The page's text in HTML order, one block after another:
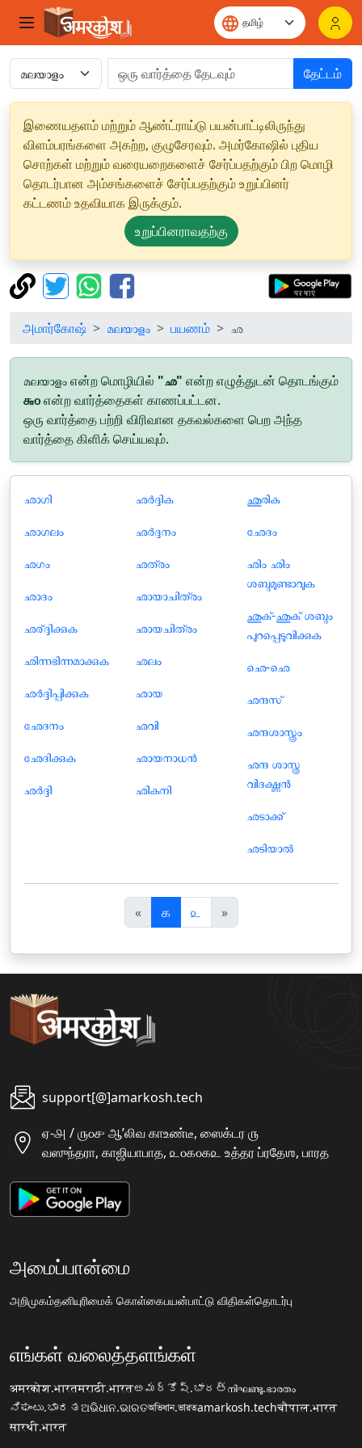
தேட்டம்
இணையதளம் மற்றும் ஆண்ட்ராய்டு பயன்பாட்டிலிருந்து
விளம்பரங்களை அகற்ற, குழுசேரவும். அமர்கோஷில் புதிய
சொற்கள் மற்றும் வரையறைகளைச் சேர்ப்பதற்கும் பிற மொழி
தொடர்பான அம்சங்களைச் சேர்ப்பதற்கும் உறுப்பினர்
கட்டணம் உதவியாக இருக்கும்.
உறுப்பினராவதற்கு
அமார்கோஷ் മലയാളം பயணம் ഛ
മലയാളം என்ற மொழியில் "ഛ" என்ற எழுத்துடன் தொடங்கும்
௬௦என்ற வார்த்தைகள் காணப்பட்டன.
ஒரு வார்த்தை பற்றி விரிவான தகவல்களை பெற அந்த
வார்த்தை கிளிக் செய்யவும்.
ഛാഗി
ഛാഗലം
ഛഗം
ഛാദം
ഛര്ദ്ദിക്കുക
ഛിന്നഭിന്നമാക്കുക
ഛർദ്ദിപ്പിക്കുക
ഛേദനം
ഛേദിക്കുക
ഛർദ്ദി
ഛർദ്ദിക
ഛർദ്ദനം
ഛത്രം
ഛായാചിത്രം
ഛായചിത്രം
ഛലം
ഛായ
ഛവി
ഛായനാധന്‍
ഛികനി
ഛുരിക
ഛേദം
ഛിം ഛിം
ശബ്ദമുണ്ടാവുക
ഛുക്-ഛുക് ശബ്ദം
പുറപ്പെടുവിക്കുക
ഛെ-ഛെ
ഛന്ദസ്
ഛന്ദശാസ്ത്രം
ഛന്ദ ശാസ്ത്ര
വിദഗ്ദ്ധന്‍
ഛടാക്ക്
ഛടിയാൽ
«पि
छ
ला
௧ ௨ »अ
ग
ला
support[@]amarkosh.tech
ஏ-௮ / ௫௦௪ ஆʼலிவ காஉண்டீ, ஸைக்டர ௫
வஸுந்தரா, காஜியாபாத, ௨௦௧௦௧௨ உத்தர ப்ரதேஶ, பாரத
அமைப்பான்மை
அறிமுகம்தனியுரிமைக் கொள்கைபயன்பாட்டு விதிகள்தொடர்பு
எங்கள் வலைத்தளங்கள்
अमरकोश.भारतमराठी.भारतఅమర్కోష్.భారత్നിഘണ്ടു.ഭാരതം
ನಿಘಂಟು.ಭಾರತଅଭିଧାନ.ଭାରତঅভিধান.ভারতamarkosh.techचौपाल.भारत
सारथी.भारत